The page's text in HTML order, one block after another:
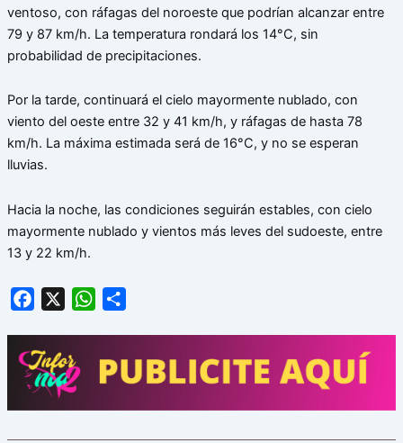
ventoso, con ráfagas del noroeste que podrían alcanzar entre
79 y 87 km/h. La temperatura rondará los 14°C, sin
probabilidad de precipitaciones.
Por la tarde, continuará el cielo mayormente nublado, con
viento del oeste entre 32 y 41 km/h, y ráfagas de hasta 78
km/h. La máxima estimada será de 16°C, y no se esperan
lluvias.
Hacia la noche, las condiciones seguirán estables, con cielo
mayormente nublado y vientos más leves del sudoeste, entre
13 y 22 km/h.
Facebook WhatsApp